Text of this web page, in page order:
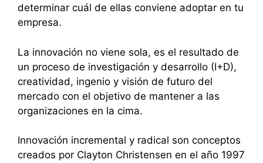
determinar cuál de ellas conviene adoptar en tu
empresa.
La innovación no viene sola, es el resultado de
un proceso de investigación y desarrollo (I+D),
creatividad, ingenio y visión de futuro del
mercado con el objetivo de mantener a las
organizaciones en la cima.
Innovación incremental y radical son conceptos
creados por Clayton Christensen en el año 1997